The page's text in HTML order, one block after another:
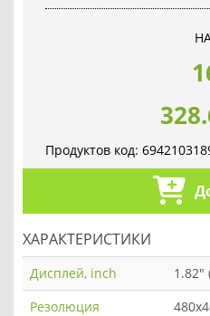
Продуктов код:
ХАРАКТЕРИСТИКИ
Дисплей, inch
1.82"
Резолюция